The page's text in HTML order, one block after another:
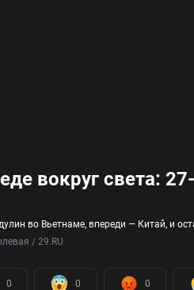
вокруг света:
во Вьетнаме, впереди — Китай, и
/ 29.RU
0 0 0